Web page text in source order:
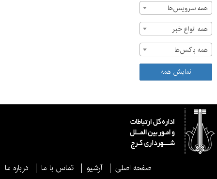
همه سرویس‌ها
همه انواع خبر
همه باکس‌ها
نمایش همه
صفحه اصلی آرشیو تماس با ما درباره ما